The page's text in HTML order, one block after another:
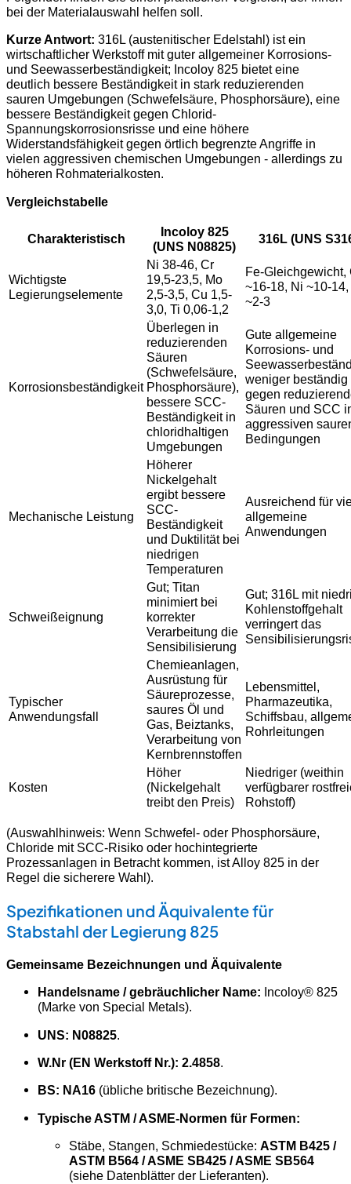
bei der Materialauswahl helfen soll.
Kurze Antwort: 316L (austenitischer Edelstahl) ist ein
wirtschaftlicher Werkstoff mit guter allgemeiner Korrosions-
und Seewasserbeständigkeit; Incoloy 825 bietet eine
deutlich bessere Beständigkeit in stark reduzierenden
sauren Umgebungen (Schwefelsäure, Phosphorsäure), eine
bessere Beständigkeit gegen Chlorid-
Spannungskorrosionsrisse und eine höhere
Widerstandsfähigkeit gegen örtlich begrenzte Angriffe in
vielen aggressiven chemischen Umgebungen - allerdings zu
höheren Rohmaterialkosten.
Vergleichstabelle
Charakteristisch
Incoloy 825
(UNS N08825)
316L (UNS
Wichtigste
Legierungselemente
Ni 38-46, Cr
19,5-23,5, Mo
2,5-3,5, Cu 1,5-
3,0, Ti 0,06-1,2
Fe-Gleichgewicht,
~16-18, Ni ~10-14,
~2-3
Korrosionsbeständigkeit
Überlegen in
reduzierenden
Säuren
(Schwefelsäure,
Phosphorsäure),
bessere SCC-
Beständigkeit in
chloridhaltigen
Umgebungen
Gute allgemeine
Korrosions- und
weniger beständig
gegen
Säuren und SCC
aggressiven
Bedingungen
Mechanische Leistung
Höherer
Nickelgehalt
ergibt bessere
SCC-
Beständigkeit
und Duktilität bei
niedrigen
Temperaturen
Ausreichend für
allgemeine
Anwendungen
Schweißeignung
Gut; Titan
minimiert bei
korrekter
Verarbeitung die
Sensibilisierung
Gut; 316L mit
Kohlenstoffgehalt
verringert das
Typischer
Anwendungsfall
Chemieanlagen,
Ausrüstung für
Säureprozesse,
saures Öl und
Gas, Beiztanks,
Verarbeitung von
Kernbrennstoffen
Lebensmittel,
Pharmazeutika,
Schiffsbau,
Rohrleitungen
Kosten
Höher
(Nickelgehalt
treibt den Preis)
Niedriger (weithin
verfügbarer
Rohstoff)
(Auswahlhinweis: Wenn Schwefel- oder Phosphorsäure,
Chloride mit SCC-Risiko oder hochintegrierte
Prozessanlagen in Betracht kommen, ist Alloy 825 in der
Regel die sicherere Wahl).
Spezifikationen und Äquivalente für
Stabstahl der Legierung 825
Gemeinsame Bezeichnungen und Äquivalente
Handelsname / gebräuchlicher Name: Incoloy® 825
(Marke von Special Metals).
UNS: N08825
W.Nr (EN Werkstoff Nr.): 2.4858.
BS: NA16 (übliche britische Bezeichnung).
Typische ASTM / ASME-Normen für Formen:
Stäbe, Stangen, Schmiedestücke: ASTM B425 /
ASTM B564 / ASME SB425 / ASME SB564
(siehe Datenblätter der Lieferanten).